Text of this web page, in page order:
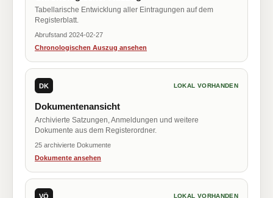
Tabellarische Entwicklung aller Eintragungen auf dem
Registerblatt.
Abrufstand 2024-02-27
Chronologischen Auszug ansehen
DK LOKAL VORHANDEN
Dokumentenansicht
Archivierte Satzungen, Anmeldungen und weitere
Dokumente aus dem Registerordner.
25 archivierte Dokumente
Dokumente ansehen
VÖ LOKAL VORHANDEN